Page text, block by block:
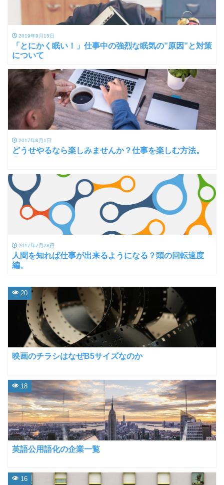
2019年9月15日
「とにかく眠い！」仕事中の強烈な眠気の”原因”と対策
について
2017年8月1日
どうせやるなら楽しみませんか？仕事を楽しむ方法。
2017年7月28日
人間を知れば仕事が出来るようになる？頭の回転速度
編。
映画のチラシはなぜB5サイズなのか
20
英語公用語化の企業一覧
18
16